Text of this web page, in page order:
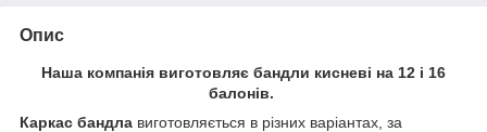
Опис
Наша компанія виготовляє бандли кисневі на 12 і 16
балонів.
Каркас бандла виготовляється в різних варіантах, за